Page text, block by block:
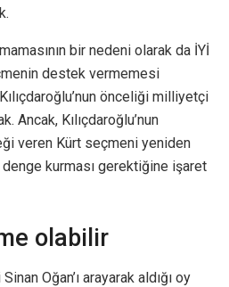
bir nedeni olarak da İYİ
destek vermemesi
önceliği milliyetçi
Ancak, Kılıçdaroğlu’nun
veren Kürt seçmeni yeniden
kurması gerektiğine işaret
olabilir
Oğan’ı arayarak aldığı oy